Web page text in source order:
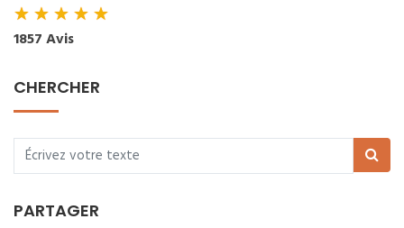
★★★★★
1857 Avis
CHERCHER
PARTAGER